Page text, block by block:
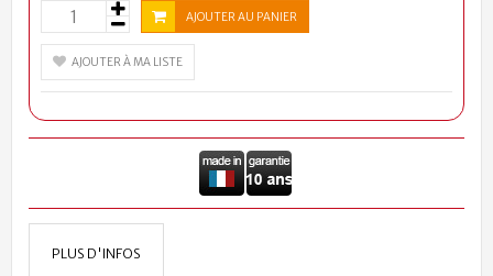
AJOUTER AU PANIER
AJOUTER À MA LISTE
PLUS D'INFOS